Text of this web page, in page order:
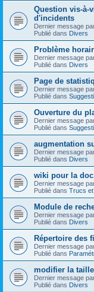
Question vis-à-
d'incidents
Dernier message
Publié dans Divers
Problème
Dernier message
Publié dans Divers
Page de
Dernier message
Publié dans
Ouverture du
Dernier message
Publié dans
augmentation
Dernier message
Publié dans Divers
wiki pour la
Dernier message
Publié dans Trucs
Module de
Dernier message
Publié dans Divers
Répertoire des
Dernier message
Publié dans
modifier la
Dernier message
Publié dans Divers